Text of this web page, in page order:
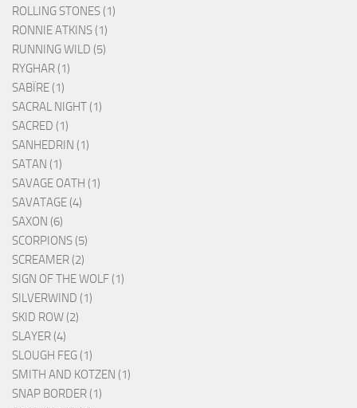
ROLLING STONES (1)
RONNIE ATKINS (1)
RUNNING WILD (5)
RYGHAR (1)
SABÏRE (1)
SACRAL NIGHT (1)
SACRED (1)
SANHEDRIN (1)
SATAN (1)
SAVAGE OATH (1)
SAVATAGE (4)
SAXON (6)
SCORPIONS (5)
SCREAMER (2)
SIGN OF THE WOLF (1)
SILVERWIND (1)
SKID ROW (2)
SLAYER (4)
SLOUGH FEG (1)
SMITH AND KOTZEN (1)
SNAP BORDER (1)